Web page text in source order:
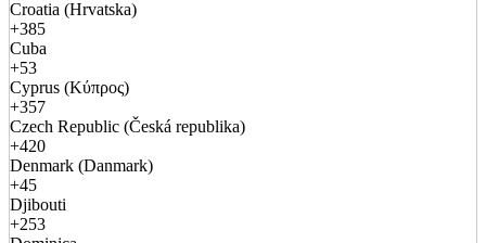
Croatia (Hrvatska)
+385
Cuba
+53
Cyprus (Κύπρος)
+357
Czech Republic (Česká republika)
+420
Denmark (Danmark)
+45
Djibouti
+253